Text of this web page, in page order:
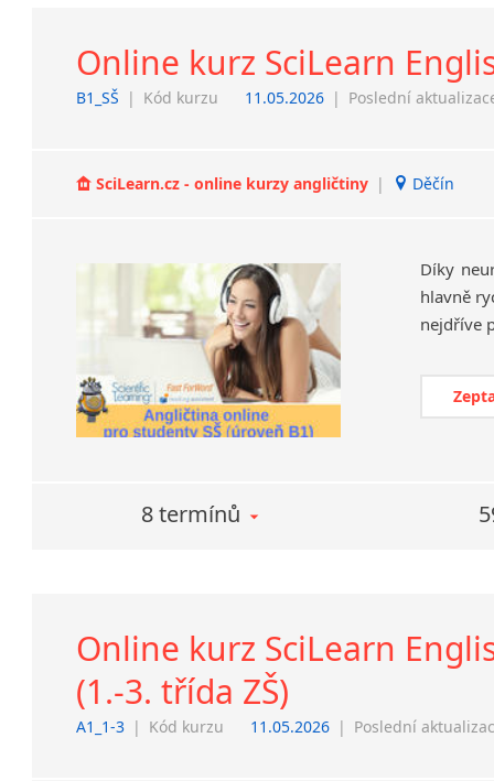
Online kurz SciLearn
B1_SŠ | Kód kurzu 11.05.2026 | Poslední
SciLearn.cz - online kurzy angličtiny | Děčín
Díky
hlavně
8 termínů
Online kurz SciLearn
(1.-3. třída ZŠ)
A1_1-3 | Kód kurzu 11.05.2026 | Poslední